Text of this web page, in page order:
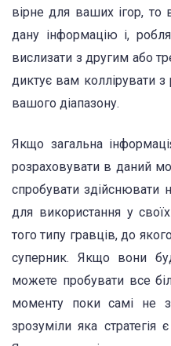
вірне для ваших ігор,
дану інформацію і,
вислизати з другим або
диктує вам коллірувати
вашого діапазону.
Якщо загальна
розраховувати в даний
спробувати здійснювати
для використання у
того типу гравців, до
суперник. Якщо вони
можете пробувати все
моменту поки самі не
зрозуміли яка